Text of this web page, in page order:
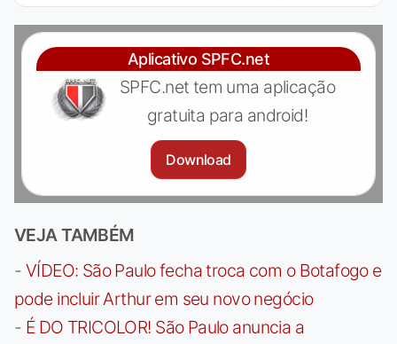
Aplicativo SPFC.net
SPFC.net tem uma aplicação
gratuita para android!
Download
VEJA TAMBÉM
- VÍDEO: São Paulo fecha troca com o Botafogo e
pode incluir Arthur em seu novo negócio
- É DO TRICOLOR! São Paulo anuncia a